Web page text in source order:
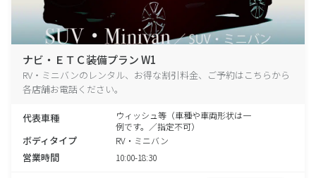
ナビ・ＥＴＣ装備プラン W1
RV・ミニバンのレンタル、お得な割引料金、ご予約はこちらから
各店舗お電話ください。
代表車種
ウィッシュ等（車種や車両形状は一
例です。／指定不可）
ボディタイプ RV・ミニバン
営業時間 10:00-18:30